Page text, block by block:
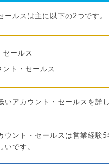
ールスは主に以下の2つです。
セールス
ント・セールス
いアカウント・セールスを詳
ウント・セールスは営業経験5
いです。